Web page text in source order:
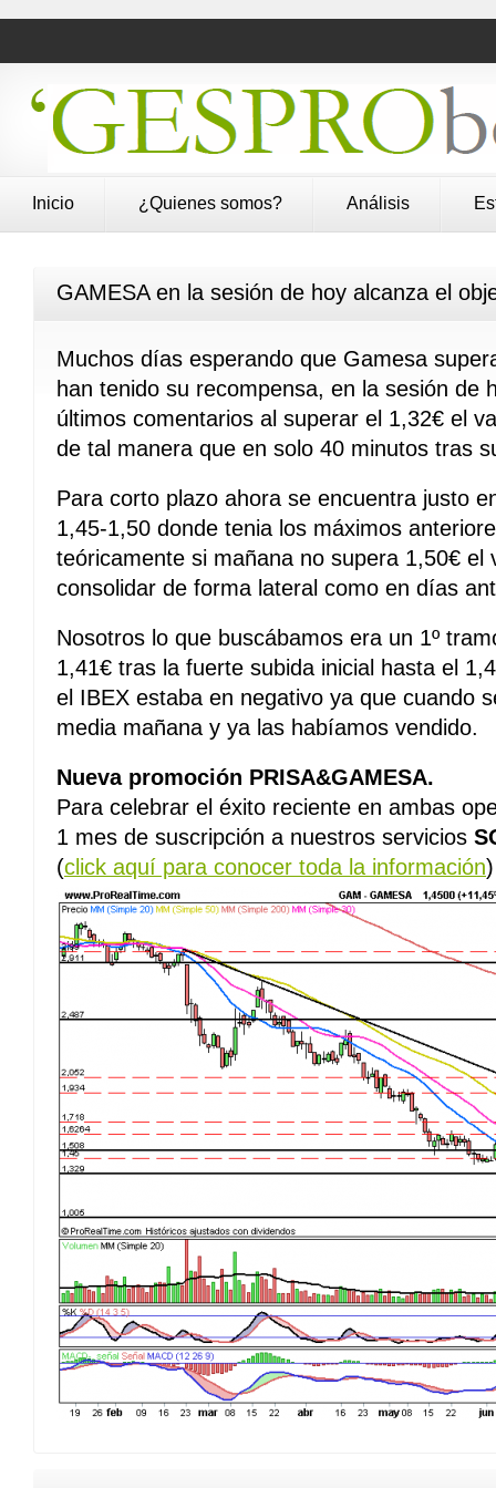
Inicio ¿Quienes somos? Análisis
GAMESA en la sesión de hoy alcanza el
Muchos días esperando que Gamesa
han tenido su recompensa, en la sesión de
últimos comentarios al superar el 1,32€ el
de tal manera que en solo 40 minutos tras
Para corto plazo ahora se encuentra justo
1,45-1,50 donde tenia los máximos
teóricamente si mañana no supera 1,50€
consolidar de forma lateral como en días
Nosotros lo que buscábamos era un 1º
1,41€ tras la fuerte subida inicial hasta el
el IBEX estaba en negativo ya que cuando
media mañana y ya las habíamos vendido.
Nueva promoción PRISA&GAMESA.
Para celebrar el éxito reciente en ambas
1 mes de suscripción a nuestros servicios
(click aquí para conocer toda la información)